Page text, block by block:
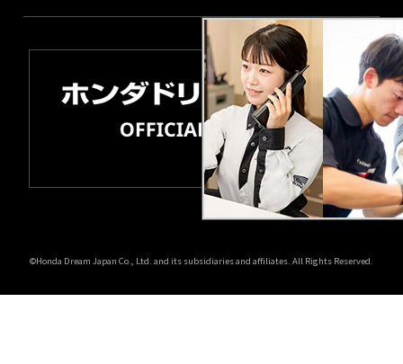
©Honda Dream Japan Co., Ltd. and its subsidiaries and affiliates. All Rights Reserved.